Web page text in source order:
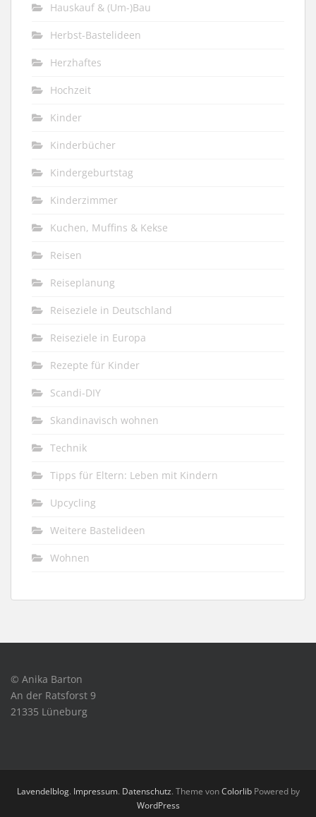
Hauskauf & (Um-)Bau
Herbst-Bastelideen
Herzhaftes
Hochzeit
Kinder
Kinderbücher
Kindergeburtstag
Kinderzimmer
Kuchen, Muffins & Kekse
Reisen
Reiseplanung
Reiseziele in Deutschland
Reiseziele in Europa
Rezepte für Kinder
Scandi-DIY
Skandinavisch wohnen
Technik
Tipps für Eltern: Leben mit Kindern
Upcycling
Weitere Bastelideen
Wohnen
© Anika Barton
An der Ratsforst 9
21335 Lüneburg
Lavendelblog. Impressum. Datenschutz. Theme vonColorlibPowered by
WordPress